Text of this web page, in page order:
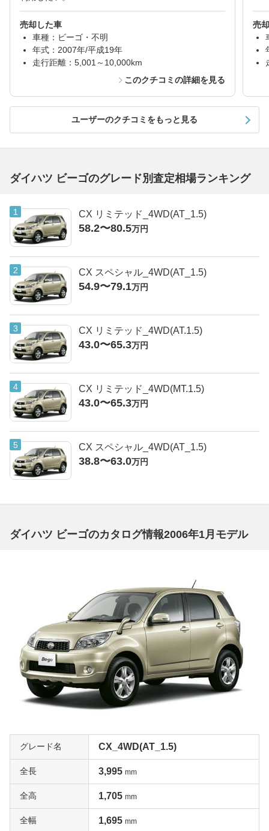
売却した車
車種：ビーゴ・不明
年式：2007年/平成19年
走行距離：5,001～10,000km
このクチコミの詳細を見る
売
ユーザーのクチコミをもっと見る
ダイハツ ビーゴのグレード別査定相場ランキング
CX リミテッド_4WD(AT_1.5)
58.2〜80.5万円
CX スペシャル_4WD(AT_1.5)
54.9〜79.1万円
CX リミテッド_4WD(AT.1.5)
43.0〜65.3万円
CX リミテッド_4WD(MT.1.5)
43.0〜65.3万円
CX スペシャル_4WD(AT_1.5)
38.8〜63.0万円
ダイハツ ビーゴのカタログ情報2006年1月モデル
グレード名 CX_4WD(AT_1.5)
全長 3,995 mm
全高 1,705 mm
全幅 1,695 mm